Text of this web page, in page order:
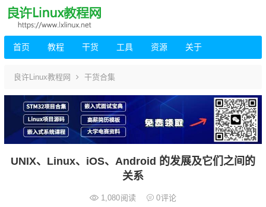
首页 教程 干货 工具 资源 关于
良许Linux教程网 干货合集
UNIX、Linux、iOS、Android 的发展及它们之间的
关系
1,080阅读 0评论